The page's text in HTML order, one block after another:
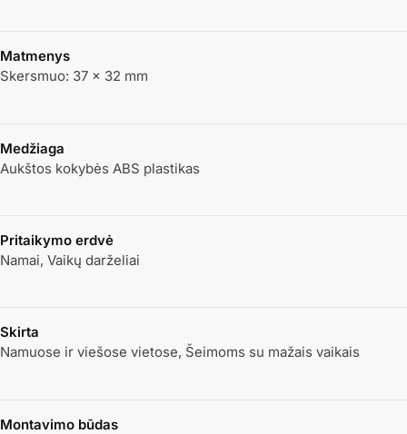
Matmenys
Skersmuo: 37 × 32 mm
Medžiaga
Aukštos kokybės ABS plastikas
Pritaikymo erdvė
Namai, Vaikų darželiai
Skirta
Namuose ir viešose vietose, Šeimoms su mažais vaikais
Montavimo būdas